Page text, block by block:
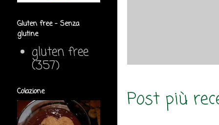
Post più
Gluten free - Senza
glutine
gluten free
(357)
Colazione